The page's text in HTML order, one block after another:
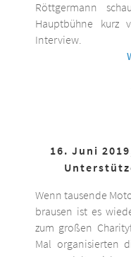
Röttgermann
Hauptbühne kurz
Interview.
16. Juni
Wenn tausende
brausen ist es
zum großen
Mal organisierten